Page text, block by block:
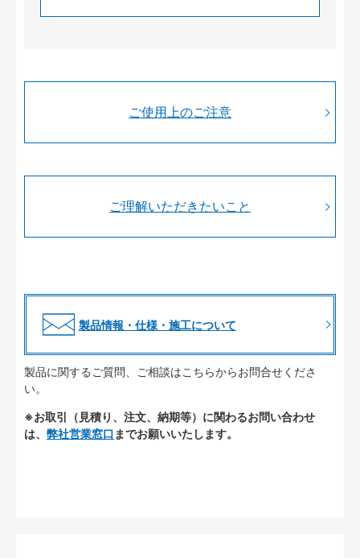
ご使用上のご注意
ご理解いただきたいこと
製品情報・仕様・施工について
製品に関するご質問、ご相談はこちらからお問合せくださ
い。
※お取引（見積り、注文、納期等）に関わるお問い合わせ
は、 弊社営業窓口 までお願いいたします。